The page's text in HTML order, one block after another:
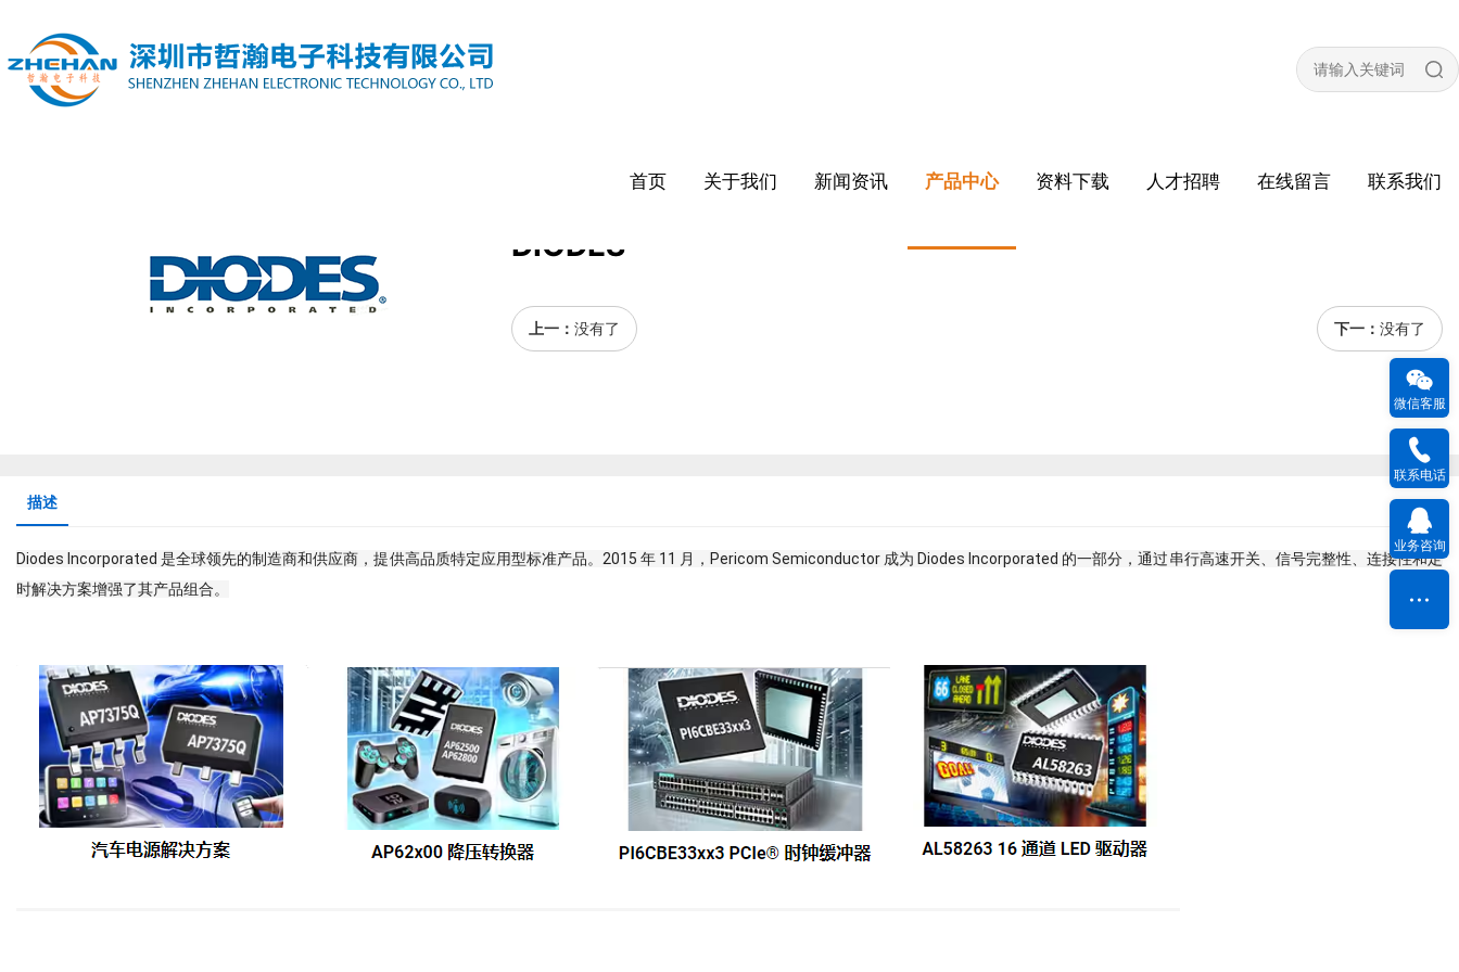
首页 关于我们 新闻资讯 产品中心 资料下载 人才招聘 在线留言 联系我们
DIODES
上一： 没有了 下一： 没有了
描述
Diodes Incorporated 是全球领先的制造商和供应商，提供高品质特定应用型标准产品。2015 年 11 月，Pericom Semiconductor 成为 Diodes Incorporated 的一部分，通过串行高速开关、信号完整性、连接性和定
时解决方案增强了其产品组合。
微信客服
联系电话
业务咨询